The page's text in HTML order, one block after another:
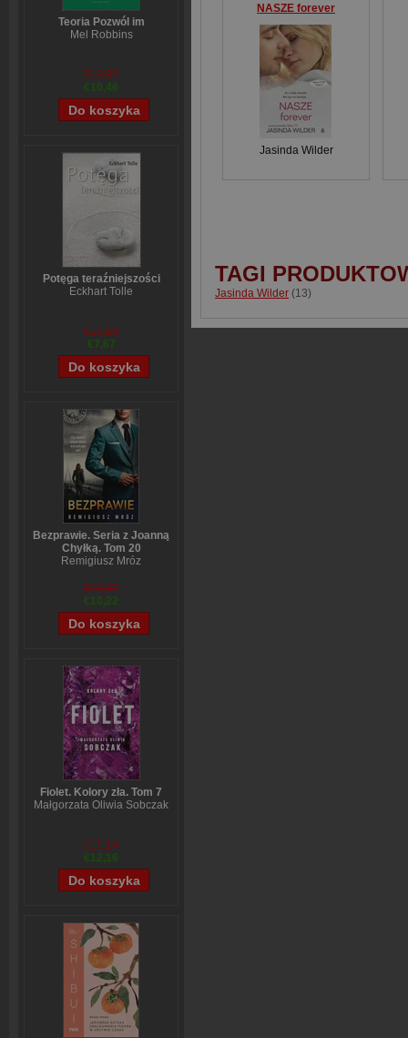
Teoria Pozwól im
Mel Robbins
€13,87
€10,46
Potęga teraźniejszości
Eckhart Tolle
€10,14
€7,67
Bezprawie. Seria z Joanną
Chyłką. Tom 20
Remigiusz Mróz
€13,37
€10,22
Fiolet. Kolory zła. Tom 7
Małgorzata Oliwia Sobczak
€15,14
€12,16
NASZE forever
Jasinda Wilder
TAGI
Jasinda Wilder (13)